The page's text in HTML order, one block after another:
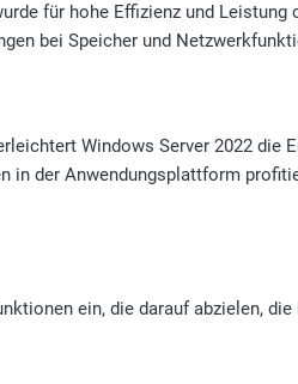
für hohe Effizienz und
bei Speicher und
Windows Server 2022 die
in der Anwendungsplattform
ein, die darauf abzielen,